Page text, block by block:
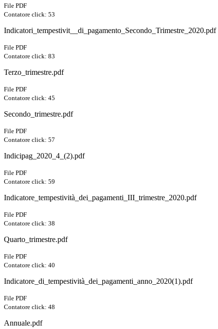
File PDF
Contatore click: 53
Indicatori_tempestivit__di_pagamento_Secondo_Trimestre_2020.pdf
File PDF
Contatore click: 83
Terzo_trimestre.pdf
File PDF
Contatore click: 45
Secondo_trimestre.pdf
File PDF
Contatore click: 57
Indicipag_2020_4_(2).pdf
File PDF
Contatore click: 59
Indicatore_tempestività_dei_pagamenti_III_trimestre_2020.pdf
File PDF
Contatore click: 38
Quarto_trimestre.pdf
File PDF
Contatore click: 40
Indicatore_di_tempestività_dei_pagamenti_anno_2020(1).pdf
File PDF
Contatore click: 48
Annuale.pdf